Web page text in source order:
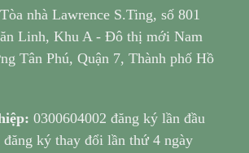
nhà Lawrence S.Ting, số 801
Linh, Khu A - Đô thị mới Nam
Tân Phú, Quận 7, Thành phố Hồ
0300604002 đăng ký lần đầu
đăng ký thay đổi lần thứ 4 ngày